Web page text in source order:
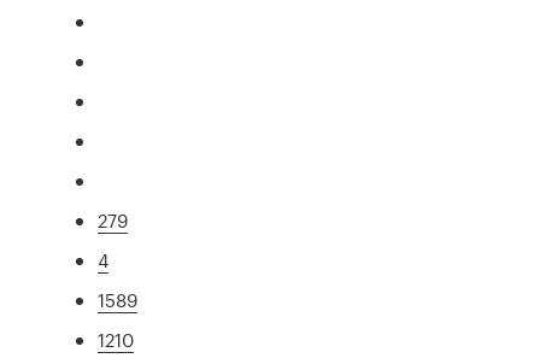
279
4
1589
1210